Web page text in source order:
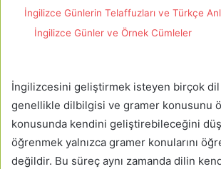
İngilizce Günlerin Telaffuzları ve Türkçe
İngilizce Günler ve Örnek Cümleler
İngilizcesini geliştirmek isteyen birçok
genellikle dilbilgisi ve gramer konusunu
konusunda kendini geliştirebileceğini
öğrenmek yalnızca gramer konularını
değildir. Bu süreç aynı zamanda dilin